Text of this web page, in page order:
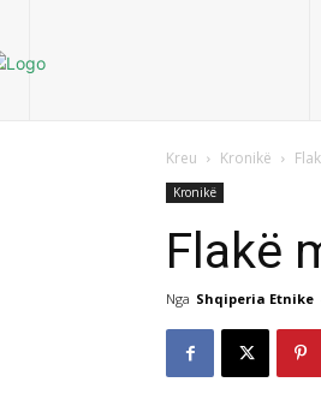
Kreu Kronikë
Kronikë
Flakë
Nga Shqiperia Etnike